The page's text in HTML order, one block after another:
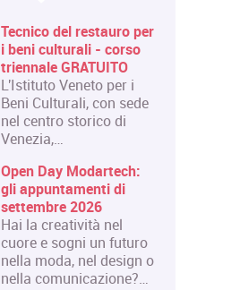
Tecnico del restauro per
i beni culturali - corso
triennale GRATUITO
L'Istituto Veneto per i
Beni Culturali, con sede
nel centro storico di
Venezia,…
Open Day Modartech:
gli appuntamenti di
settembre 2026
Hai la creatività nel
cuore e sogni un futuro
nella moda, nel design o
nella comunicazione?…